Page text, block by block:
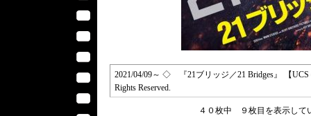
2021/04/09～ ◇ 『21ブリッジ／21 Bridges』 【UCS
Rights Reserved.
４０枚中 ９枚目を表示し